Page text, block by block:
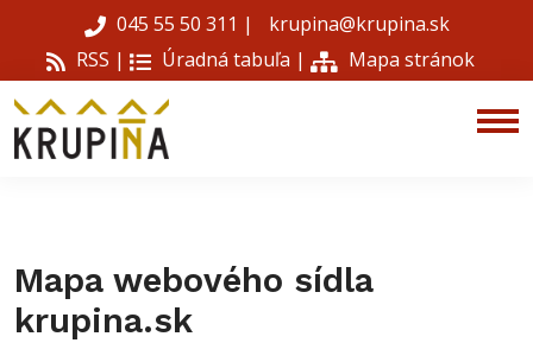
045 55 50 311 |
krupina@krupina.sk
RSS |
Úradná tabuľa | Mapa stránok
Mapa webového sídla
krupina.sk